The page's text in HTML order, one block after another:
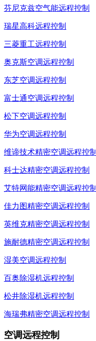
芬尼克兹空气能远程控制
瑞星高科远程控制
三菱重工远程控制
奥克斯空调远程控制
东芝空调远程控制
富士通空调远程控制
松下空调远程控制
华为空调远程控制
维谛技术精密空调远程控制
科士达精密空调远程控制
艾特网能精密空调远程控制
佳力图精密空调远程控制
英维克精密空调远程控制
施耐德精密空调远程控制
湿美空调远程控制
百奥除湿机远程控制
松井除湿机远程控制
海瑞弗精密空调远程控制
空调远程控制